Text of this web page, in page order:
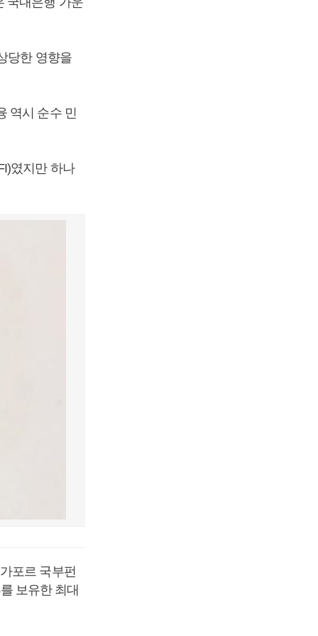
당한 영향을
역시 순수 민
였지만 하나
포르 국부펀
보유한 최대